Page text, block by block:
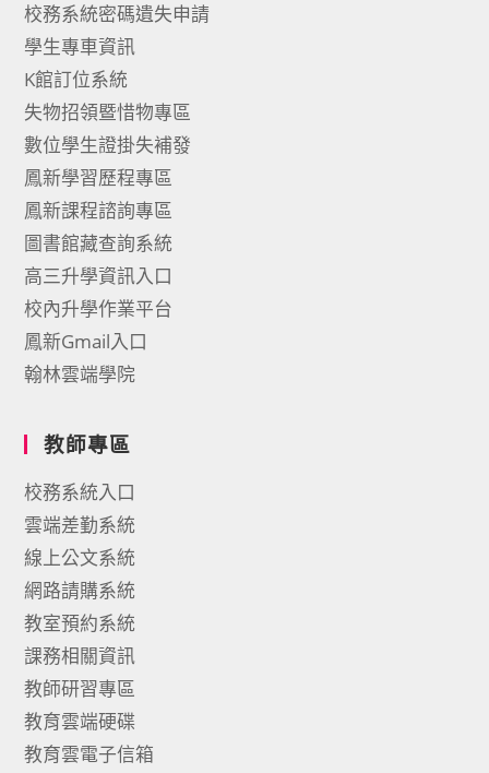
校務系統密碼遺失申請
學生專車資訊
K館訂位系統
失物招領暨惜物專區
數位學生證掛失補發
鳳新學習歷程專區
鳳新課程諮詢專區
圖書館藏查詢系統
高三升學資訊入口
校內升學作業平台
鳳新Gmail入口
翰林雲端學院
教師專區
校務系統入口
雲端差勤系統
線上公文系統
網路請購系統
教室預約系統
課務相關資訊
教師研習專區
教育雲端硬碟
教育雲電子信箱